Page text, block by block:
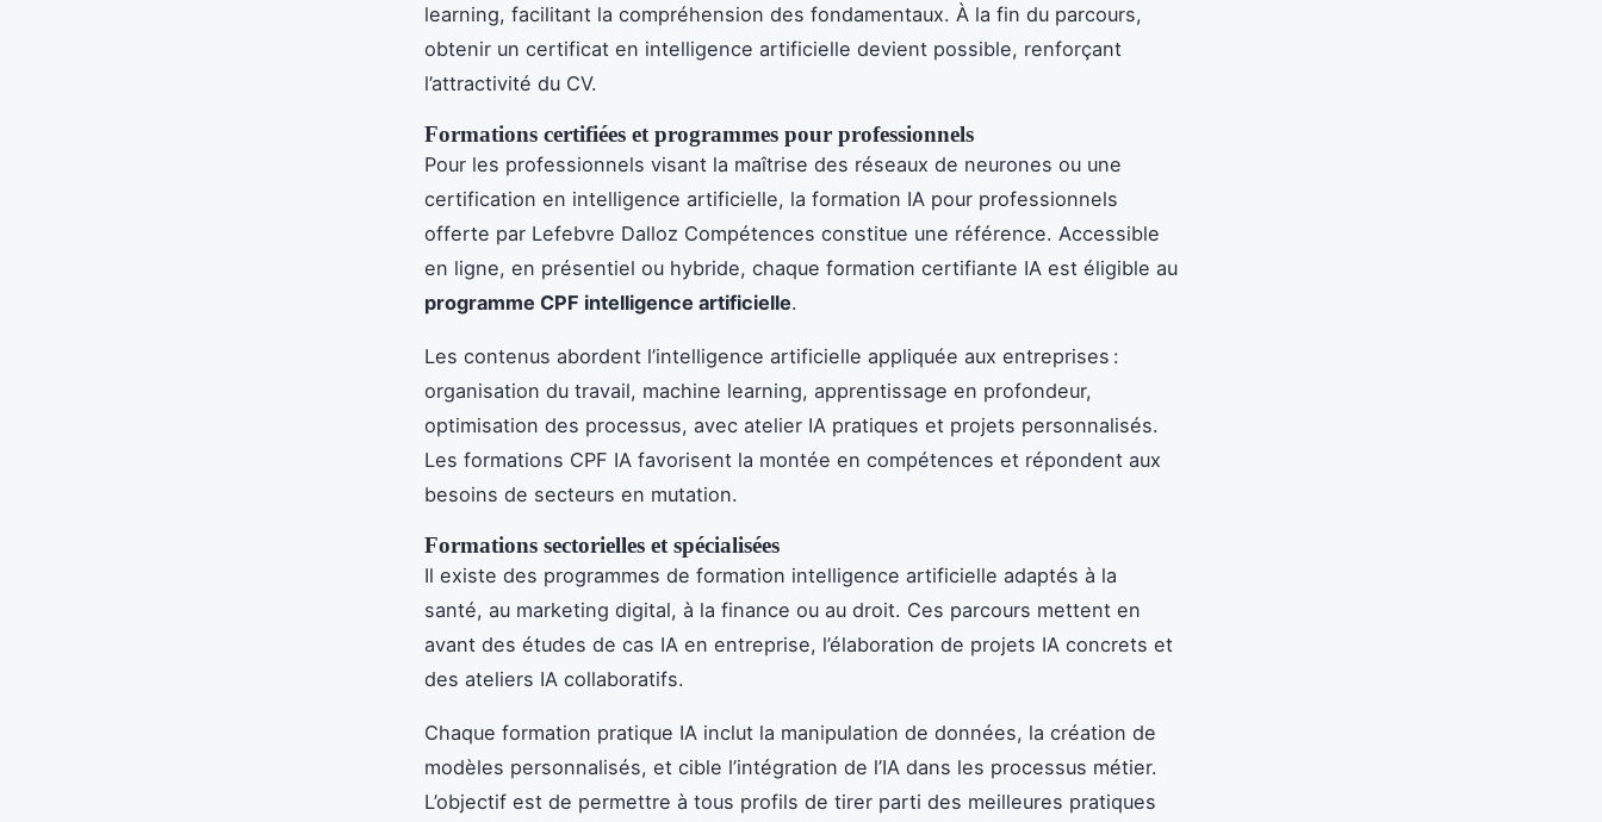
learning, facilitant la compréhension des fondamentaux. À la fin du parcours,
obtenir un certificat en intelligence artificielle devient possible, renforçant
l’attractivité du CV.
Formations certifiées et programmes pour professionnels
Pour les professionnels visant la maîtrise des réseaux de neurones ou une
certification en intelligence artificielle, la formation IA pour professionnels
offerte par Lefebvre Dalloz Compétences constitue une référence. Accessible
en ligne, en présentiel ou hybride, chaque formation certifiante IA est éligible au
programme CPF intelligence artificielle.
Les contenus abordent l’intelligence artificielle appliquée aux entreprises :
organisation du travail, machine learning, apprentissage en profondeur,
optimisation des processus, avec atelier IA pratiques et projets personnalisés.
Les formations CPF IA favorisent la montée en compétences et répondent aux
besoins de secteurs en mutation.
Formations sectorielles et spécialisées
Il existe des programmes de formation intelligence artificielle adaptés à la
santé, au marketing digital, à la finance ou au droit. Ces parcours mettent en
avant des études de cas IA en entreprise, l’élaboration de projets IA concrets et
des ateliers IA collaboratifs.
Chaque formation pratique IA inclut la manipulation de données, la création de
modèles personnalisés, et cible l’intégration de l’IA dans les processus métier.
L’objectif est de permettre à tous profils de tirer parti des meilleures pratiques